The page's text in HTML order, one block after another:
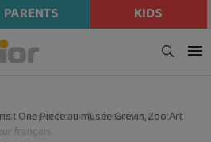
PARENTS KIDS
: One Piece au musée Grévin, Zoo Art